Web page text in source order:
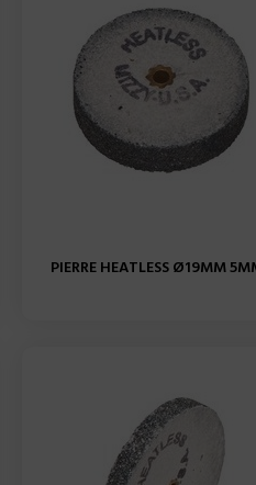
PIERRE HEATLESS Ø19MM